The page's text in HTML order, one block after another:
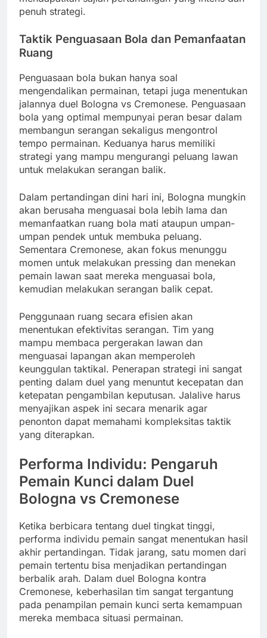
penuh strategi.
Taktik Penguasaan Bola dan Pemanfaatan
Ruang
Penguasaan bola bukan hanya soal
mengendalikan permainan, tetapi juga menentukan
jalannya duel Bologna vs Cremonese. Penguasaan
bola yang optimal mempunyai peran besar dalam
membangun serangan sekaligus mengontrol
tempo permainan. Keduanya harus memiliki
strategi yang mampu mengurangi peluang lawan
untuk melakukan serangan balik.
Dalam pertandingan dini hari ini, Bologna mungkin
akan berusaha menguasai bola lebih lama dan
memanfaatkan ruang bola mati ataupun umpan-
umpan pendek untuk membuka peluang.
Sementara Cremonese, akan fokus menunggu
momen untuk melakukan pressing dan menekan
pemain lawan saat mereka menguasai bola,
kemudian melakukan serangan balik cepat.
Penggunaan ruang secara efisien akan
menentukan efektivitas serangan. Tim yang
mampu membaca pergerakan lawan dan
menguasai lapangan akan memperoleh
keunggulan taktikal. Penerapan strategi ini sangat
penting dalam duel yang menuntut kecepatan dan
ketepatan pengambilan keputusan. Jalalive harus
menyajikan aspek ini secara menarik agar
penonton dapat memahami kompleksitas taktik
yang diterapkan.
Performa Individu: Pengaruh
Pemain Kunci dalam Duel
Bologna vs Cremonese
Ketika berbicara tentang duel tingkat tinggi,
performa individu pemain sangat menentukan hasil
akhir pertandingan. Tidak jarang, satu momen dari
pemain tertentu bisa menjadikan pertandingan
berbalik arah. Dalam duel Bologna kontra
Cremonese, keberhasilan tim sangat tergantung
pada penampilan pemain kunci serta kemampuan
mereka membaca situasi permainan.